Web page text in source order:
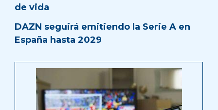
de vida
DAZN seguirá emitiendo la Serie A en
España hasta 2029